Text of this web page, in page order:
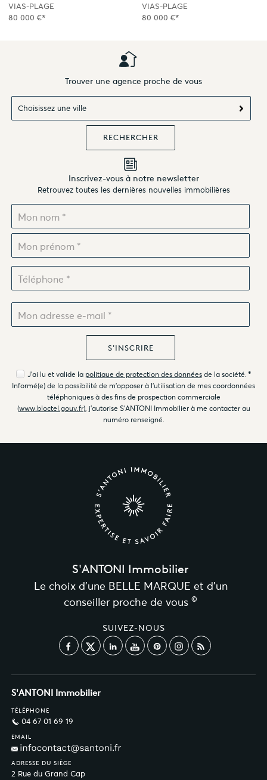
VIAS-PLAGE
80 000 €*
VIAS-PLAGE
80 000 €*
Trouver une agence proche de vous
Choisissez une ville
Inscrivez-vous à notre newsletter
Retrouvez toutes les dernières nouvelles immobilières
J'ai lu et valide la politique de protection des donnéesde la société. *
Informé(e) de la possibilité de m'opposer à l'utilisation de mes coordonnées
téléphoniques à des fins de prospection commerciale
(www.bloctel.gouv.fr), j'autorise S'ANTONI Immobilier à me contacter au
numéro renseigné.
S'ANTONI Immobilier
Le choix d’une BELLE MARQUE et d’un
conseiller proche de vous ©
SUIVEZ-NOUS
S'ANTONI Immobilier
TÉLÉPHONE
04 67 01 69 19
EMAIL
ADRESSE DU SIÈGE
2 Rue du Grand Cap